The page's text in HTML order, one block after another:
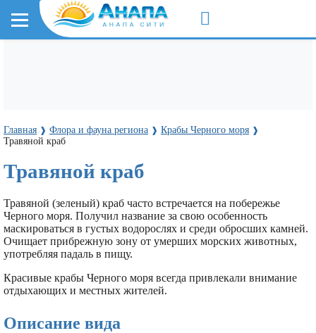
Главная ❱ Флора и фауна региона ❱ Крабы Черного моря ❱
Травяной краб
Травяной краб
Травяной (зеленый) краб часто встречается на побережье
Черного моря. Получил название за свою особенность
маскироваться в густых водорослях и среди обросших камней.
Очищает прибрежную зону от умерших морских животных,
употребляя падаль в пищу.
Красивые крабы Черного моря всегда привлекали внимание
отдыхающих и местных жителей.
Описание вида